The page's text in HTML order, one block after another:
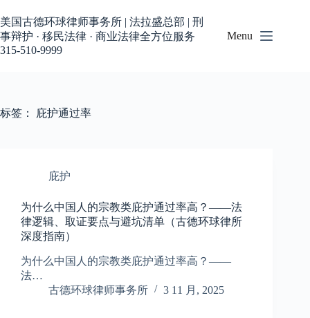
过
内
容
美国古德环球律师事务所 | 法拉盛总部 | 刑
事辩护 · 移民法律 · 商业法律全方位服务
315-510-9999
Menu
标签： 庇护通过率
庇护
为什么中国人的宗教类庇护通过率高？——法
律逻辑、取证要点与避坑清单（古德环球律所
深度指南）
为什么中国人的宗教类庇护通过率高？——
法…
古德环球律师事务所
3 11 月, 2025